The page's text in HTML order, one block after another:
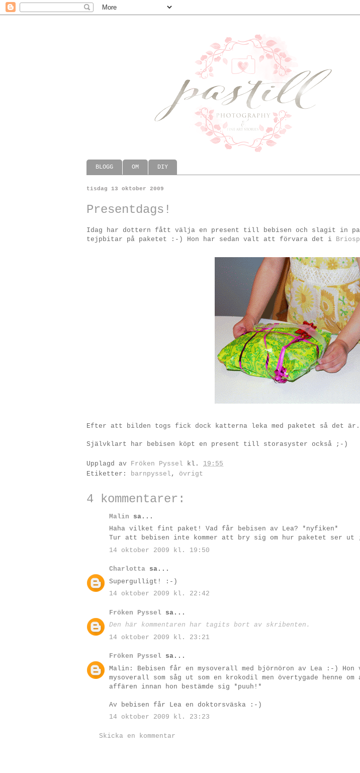
BLOGG OM DIY
tisdag 13 oktober 2009
Presentdags!
Idag har dottern fått välja en present till bebisen och slagit in
tejpbitar på paketet :-) Hon har sedan valt att förvara det i
Efter att bilden togs fick dock katterna leka med paketet så
Självklart har bebisen köpt en present till storasyster också ;-)
Upplagd av Fröken Pyssel kl. 19:55
Etiketter:
barnpyssel , övrigt
4 kommentarer:
Malin sa...
Haha vilket fint paket! Vad får bebisen av Lea? *nyfiken*
Tur att bebisen inte kommer att bry sig om hur paketet ser ut
14 oktober 2009 kl. 19:50
Charlotta sa...
Supergulligt! :-)
14 oktober 2009 kl. 22:42
Fröken Pyssel sa...
Den här kommentaren har tagits bort av skribenten.
14 oktober 2009 kl. 23:21
Fröken Pyssel sa...
Malin: Bebisen får en mysoverall med björnöron av Lea :-)
mysoverall som såg ut som en krokodil men övertygade
affären innan hon bestämde sig *puuh!*
Av bebisen får Lea en doktorsväska :-)
14 oktober 2009 kl. 23:23
Skicka en kommentar